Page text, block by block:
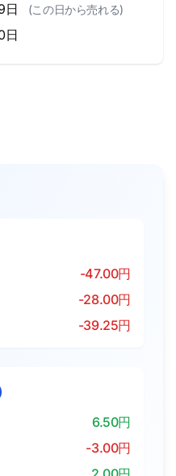
日 (この日から売れる)
日
-47.00円
-28.00円
-39.25円
6.50円
-3.00円